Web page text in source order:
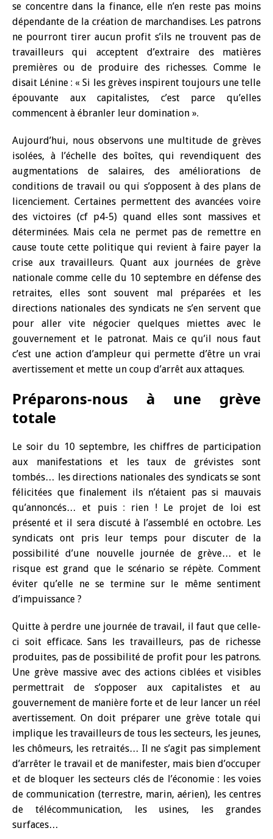
se concentre dans la finance, elle n’en reste pas moins
dépendante de la création de marchandises. Les patrons
ne pourront tirer aucun profit s’ils ne trouvent pas de
travailleurs qui acceptent d’extraire des matières
premières ou de produire des richesses. Comme le
disait Lénine : « Si les grèves inspirent toujours une telle
épouvante aux capitalistes, c’est parce qu’elles
commencent à ébranler leur domination ».
Aujourd’hui, nous observons une multitude de grèves
isolées, à l’échelle des boîtes, qui revendiquent des
augmentations de salaires, des améliorations de
conditions de travail ou qui s’opposent à des plans de
licenciement. Certaines permettent des avancées voire
des victoires (cf p4-5) quand elles sont massives et
déterminées. Mais cela ne permet pas de remettre en
cause toute cette politique qui revient à faire payer la
crise aux travailleurs. Quant aux journées de grève
nationale comme celle du 10 septembre en défense des
retraites, elles sont souvent mal préparées et les
directions nationales des syndicats ne s’en servent que
pour aller vite négocier quelques miettes avec le
gouvernement et le patronat. Mais ce qu’il nous faut
c’est une action d’ampleur qui permette d’être un vrai
avertissement et mette un coup d’arrêt aux attaques.
Préparons-nous à une grève
totale
Le soir du 10 septembre, les chiffres de participation
aux manifestations et les taux de grévistes sont
tombés… les directions nationales des syndicats se sont
félicitées que finalement ils n’étaient pas si mauvais
qu’annoncés… et puis : rien ! Le projet de loi est
présenté et il sera discuté à l’assemblé en octobre. Les
syndicats ont pris leur temps pour discuter de la
possibilité d’une nouvelle journée de grève… et le
risque est grand que le scénario se répète. Comment
éviter qu’elle ne se termine sur le même sentiment
d’impuissance ?
Quitte à perdre une journée de travail, il faut que celle-
ci soit efficace. Sans les travailleurs, pas de richesse
produites, pas de possibilité de profit pour les patrons.
Une grève massive avec des actions ciblées et visibles
permettrait de s’opposer aux capitalistes et au
gouvernement de manière forte et de leur lancer un réel
avertissement. On doit préparer une grève totale qui
implique les travailleurs de tous les secteurs, les jeunes,
les chômeurs, les retraités… Il ne s’agit pas simplement
d’arrêter le travail et de manifester, mais bien d’occuper
et de bloquer les secteurs clés de l’économie : les voies
de communication (terrestre, marin, aérien), les centres
de télécommunication, les usines, les grandes
surfaces…